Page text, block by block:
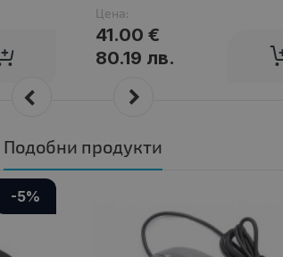
Цена:
41.00 €
80.19 лв.
Подобни продукти
-5%